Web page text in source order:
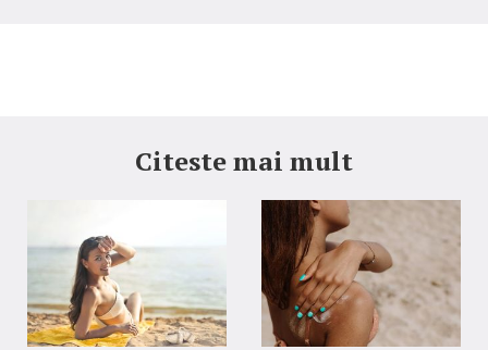
Citeste mai mult